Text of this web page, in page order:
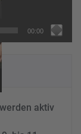
00:00
aktiv